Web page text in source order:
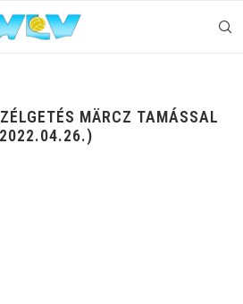
MÄRCZ TAMÁSSAL